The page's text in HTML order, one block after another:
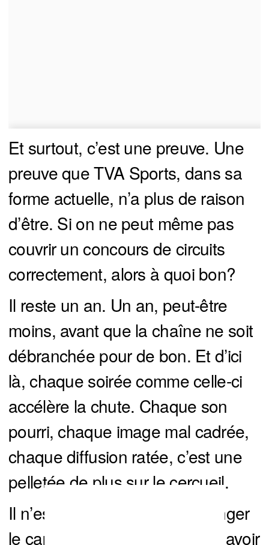
Et surtout, c’est une preuve. Une
preuve que TVA Sports, dans sa
forme actuelle, n’a plus de raison
d’être. Si on ne peut même pas
couvrir un concours de circuits
correctement, alors à quoi bon?
Il reste un an. Un an, peut-être
moins, avant que la chaîne ne soit
débranchée pour de bon. Et d’ici
là, chaque soirée comme celle-ci
accélère la chute. Chaque son
pourri, chaque image mal cadrée,
chaque diffusion ratée, c’est une
pelletée de plus sur le cercueil.
Il n’est pas trop tard pour changer
le cap. Mais il faudrait d’abord avoir